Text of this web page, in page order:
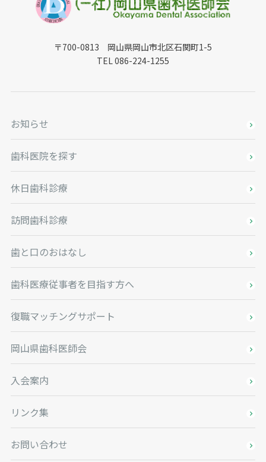
〒700-0813 岡山県岡山市北区石関町1-5
TEL 086-224-1255
お知らせ
歯科医院を探す
休日歯科診療
訪問歯科診療
歯と口のおはなし
歯科医療従事者を目指す方へ
復職マッチングサポート
岡山県歯科医師会
入会案内
リンク集
お問い合わせ